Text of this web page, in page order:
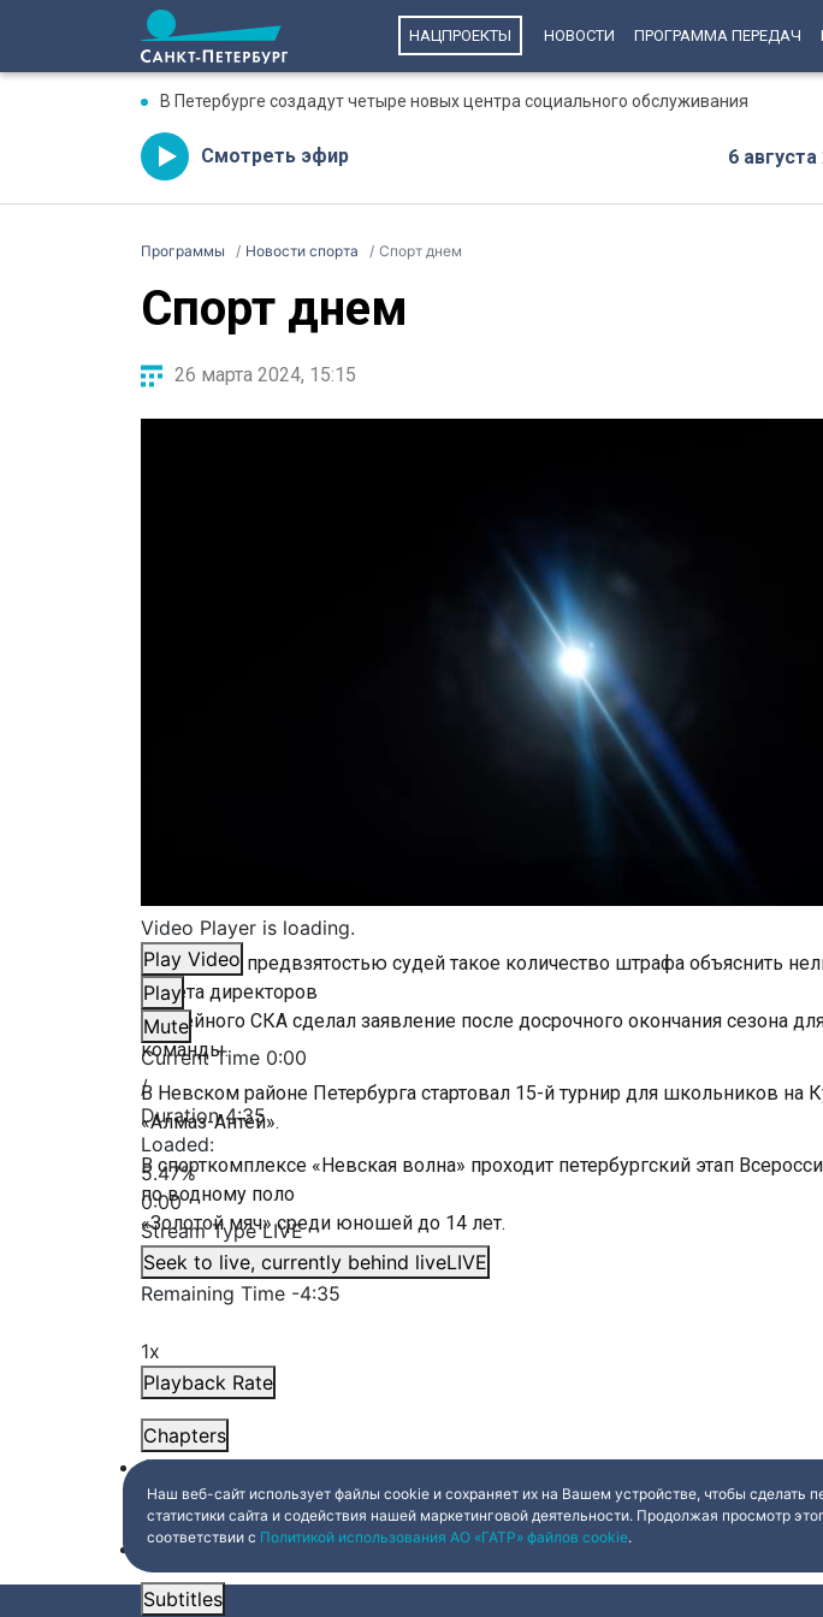
НАЦПРОЕКТЫ НОВОСТИ ПРОГРАММА ПЕРЕДАЧ
В Петербурге создадут четыре новых центра социального обслуживания
Смотреть эфир 6 августа
Программы Новости спорта Спорт днем
Спорт днем
26 марта 2024, 15:15
Video Player is loading.
Play Video
Play
Mute
Current Time 0:00
/
Duration4:35
Loaded:
5.47%
0:00
Stream TypeLIVE
Seek to live, currently behind liveLIVE
Remaining Time -4:35
1x
Playback Rate
Chapters
Chapters
Descriptions
descriptions off, selected
Subtitles
«Иначе как предвзятостью судей такое количество штрафа объяснить
Совета директоров
хоккейного СКА сделал заявление после досрочного окончания сезона
команды.
В Невском районе Петербурга стартовал 15-й турнир для школьников на
«Алмаз-Антей».
В спорткомплексе «Невская волна» проходит петербургский этап
по водному поло
«Золотой мяч» среди юношей до 14 лет.
Наш веб-сайт использует файлы cookie и сохраняет их на Вашем устройстве, чтобы сделать
статистики сайта и содействия нашей маркетинговой деятельности. Продолжая просмотр
соответствии с Политикой использования АО «ГАТР» файлов cookie.